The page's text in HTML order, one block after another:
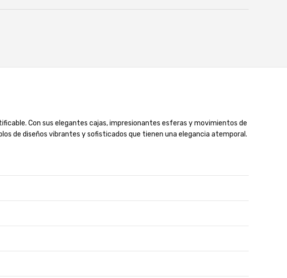
Con sus elegantes cajas, impresionantes esferas y movimientos de
de diseños vibrantes y sofisticados que tienen una elegancia atemporal.